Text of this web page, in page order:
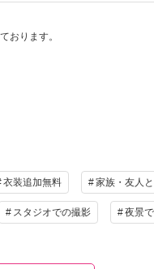
プラン詳細
撮影料
おります。
衣装追加無料 家族・友人
スタジオでの撮影 夜景